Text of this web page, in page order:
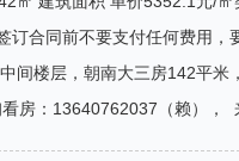
订合同前不要支付任何费用
间楼层，朝南大三房142平
房：13640762037（赖），